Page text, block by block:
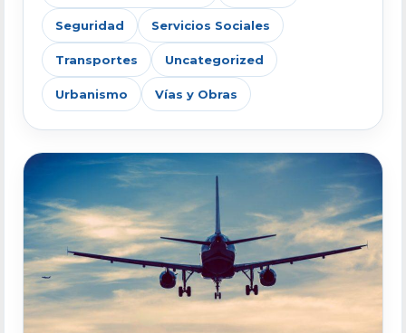
Seguridad Servicios Sociales
Transportes Uncategorized
Urbanismo Vías y Obras